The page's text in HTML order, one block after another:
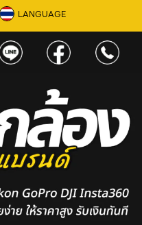
LANGUAGE